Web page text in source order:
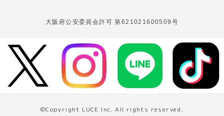
大阪府公安委員会許可 第621021600509号
©Copyright LUCE Inc. All rights reserved.